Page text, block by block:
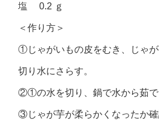
塩 0.2 ｇ
＜作り方＞
①じゃがいもの皮をむき、じゃ
切り水にさらす。
②①の水を切り、鍋で水から茹で
③じゃが芋が柔らかくなったか確